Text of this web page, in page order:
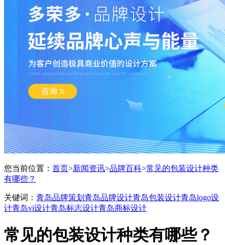
您当前位置： 首页>新闻资讯>品牌百科>常见的包装设计种类
有哪些？
关键词： 青岛品牌策划 青岛品牌设计青岛包装设计青岛logo设
计青岛vi设计青岛标志设计青岛商标设计
常见的包装设计种类有哪些？